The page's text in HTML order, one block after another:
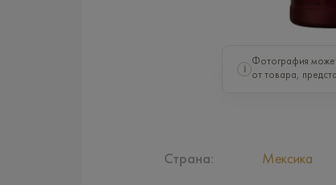
i
Фотография
от товара,
Страна: Мексика